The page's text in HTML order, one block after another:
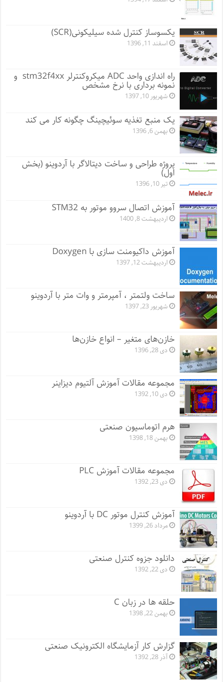
یکسوساز کنترل شده سیلیکونی(SCR)
اسفند 11, 1396
راه اندازی واحد ADC میکروکنترلر stm32f4xx و
نمونه برداری با نرخ مشخص
شهریور 10, 1397
یک منبع تغذیه سوئیچینگ چگونه کار می کند
بهمن 6, 1396
پروژه طراحی و ساخت دیتالاگر با آردوینو (بخش
اول)
تیر 10, 1396
آموزش اتصال سروو موتور به STM32
اردیبهشت 8, 1400
آموزش داکیومنت سازی با Doxygen
اردیبهشت 12, 1397
ساخت ولتمتر ، آمپرمتر و وات متر با آردوینو
شهریور 23, 1397
خازن‌های متغیر – انواع خازن‌ها
دی 28, 1396
مجموعه مقالات آموزش آلتیوم دیزاینر
دی 10, 1392
هرم اتوماسیون صنعتی
بهمن 18, 1398
مجموعه مقالات آموزش PLC
دی 23, 1392
آموزش کنترل موتور DC با آردوینو
مرداد 26, 1399
دانلود جزوه کنترل صنعتی
دی 22, 1392
حلقه ها در زبان C
بهمن 22, 1398
گزارش کار آزمایشگاه الکترونیک صنعتی
آذر 28, 1392